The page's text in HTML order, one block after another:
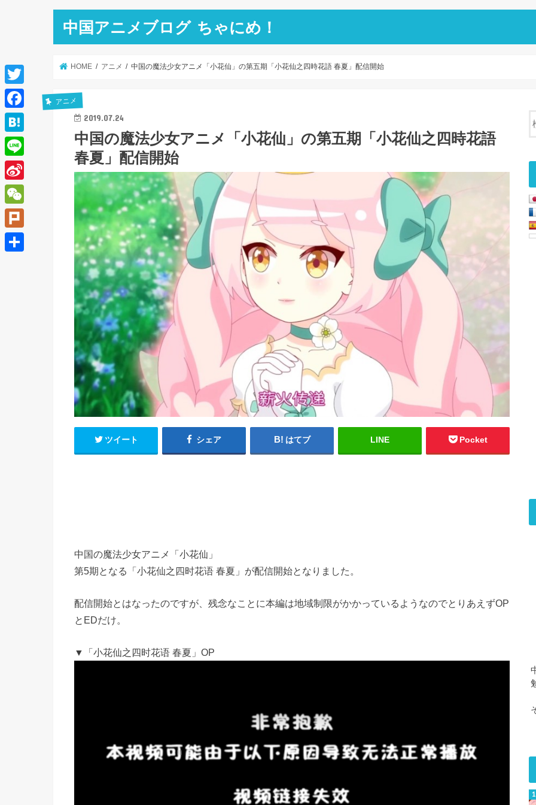
中国アニメブログ ちゃにめ！
HOME アニメ 中国の魔法少女アニメ「小花仙」の第五期「小花仙之四時花語 春夏」配信開始
アニメ
2019.07.24
中国の魔法少女アニメ「小花仙」の第五期「小花仙之四時花語
春夏」配信開始
ツイート シェア はてブ LINE Pocket
中国の魔法少女アニメ「小花仙」
第5期となる「小花仙之四时花语 春夏」が配信開始となりました。
配信開始とはなったのですが、残念なことに本編は地域制限がかかっているようなのでとりあえずOP
とEDだけ。
▼「小花仙之四时花语 春夏」OP
T
w
i
t
e
r
F
a
c
e
b
o
o
k
H
a
t
e
a
L
i
n
e
S
i
n
a
W
e
C
P